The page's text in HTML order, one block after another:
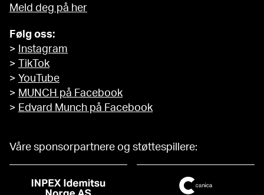
Meld deg på her
Følg oss:
>
Instagram
>
TikTok
> YouTube
> MUNCH på Facebook
> Edvard Munch på Facebook
Våre sponsorpartnere og støttespillere: